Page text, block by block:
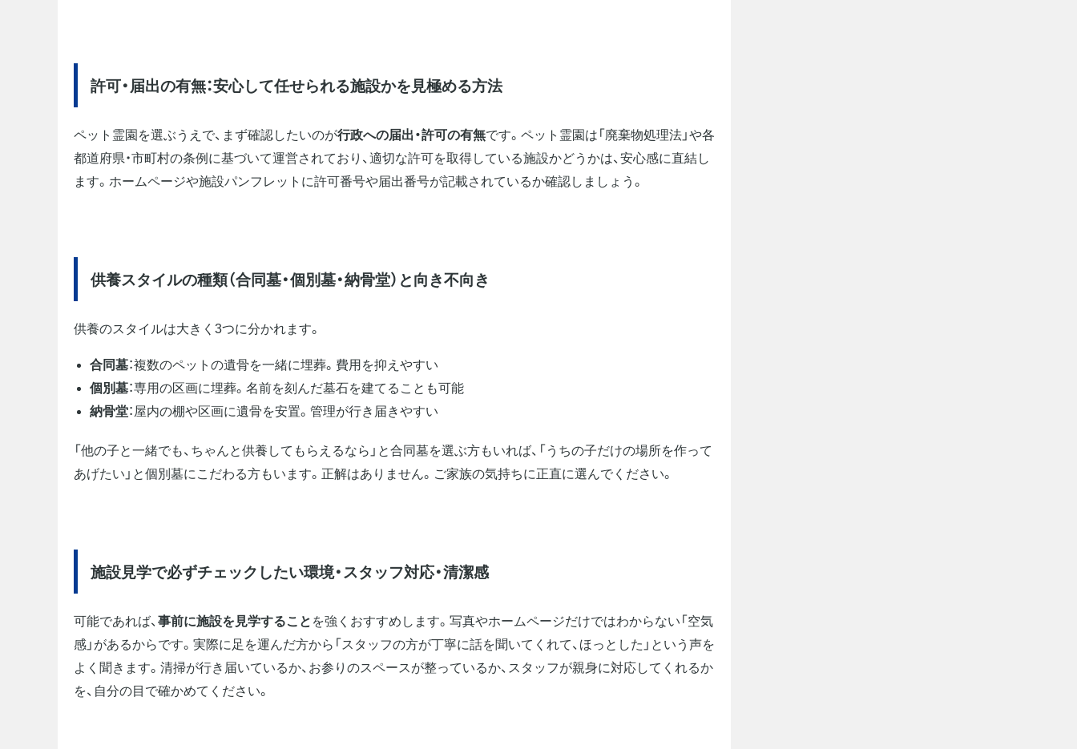
許可・届出の有無：安心して任せられる施設かを見極める方法
ペット霊園を選ぶうえで、まず確認したいのが行政への届出・許可の有無です。ペット霊園は「廃棄物処理法」や各
都道府県・市町村の条例に基づいて運営されており、適切な許可を取得している施設かどうかは、安心感に直結し
ます。ホームページや施設パンフレットに許可番号や届出番号が記載されているか確認しましょう。
供養スタイルの種類（合同墓・個別墓・納骨堂）と向き不向き
供養のスタイルは大きく3つに分かれます。
合同墓：複数のペットの遺骨を一緒に埋葬。費用を抑えやすい
個別墓：専用の区画に埋葬。名前を刻んだ墓石を建てることも可能
納骨堂：屋内の棚や区画に遺骨を安置。管理が行き届きやすい
「他の子と一緒でも、ちゃんと供養してもらえるなら」と合同墓を選ぶ方もいれば、「うちの子だけの場所を作って
あげたい」と個別墓にこだわる方もいます。正解はありません。ご家族の気持ちに正直に選んでください。
施設見学で必ずチェックしたい環境・スタッフ対応・清潔感
可能であれば、 事前に施設を見学すること を強くおすすめします。写真やホームページだけではわからない「空気
感」があるからです。実際に足を運んだ方から「スタッフの方が丁寧に話を聞いてくれて、ほっとした」という声を
よく聞きます。清掃が行き届いているか、お参りのスペースが整っているか、スタッフが親身に対応してくれるか
を、自分の目で確かめてください。